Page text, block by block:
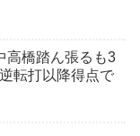
高橋踏ん張るも3
転打以降得点で